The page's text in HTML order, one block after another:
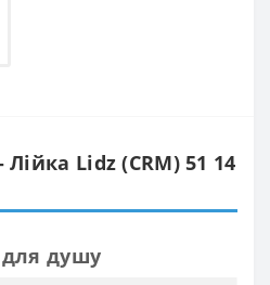
Lidz (CRM) 51 14
душу